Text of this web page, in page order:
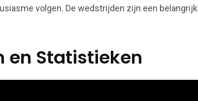
volgen. De wedstrijden zijn een belangrijk
en Statistieken